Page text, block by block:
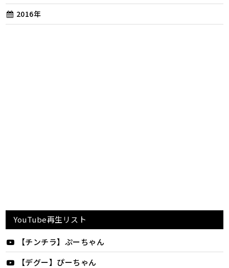
2016年
YouTube再生リスト
【チンチラ】ぷーちゃん
【デグー】ぴーちゃん